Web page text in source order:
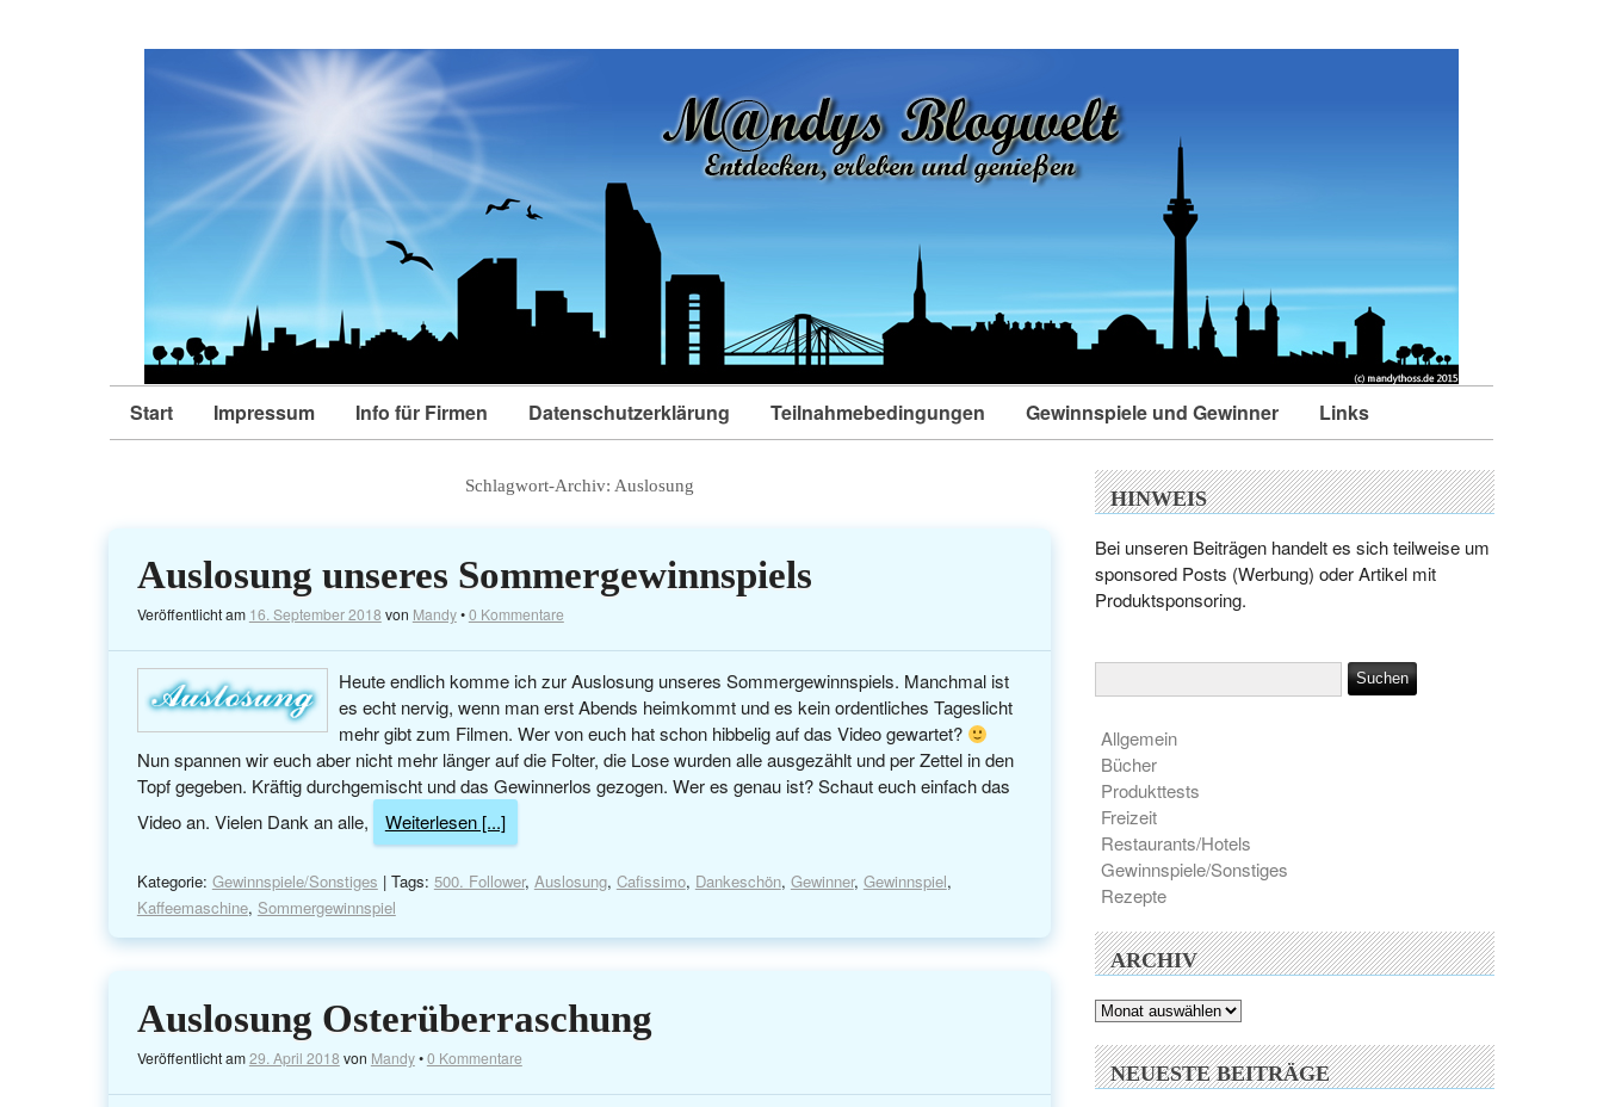
Start Impressum Info für Firmen Datenschutzerklärung Teilnahmebedingungen Gewinnspiele und Gewinner Links
Schlagwort-Archiv: Auslosung
Auslosung unseres Sommergewinnspiels
Veröffentlicht am 16. September 2018 von Mandy•0 Kommentare
Heute endlich komme ich zur Auslosung unseres Sommergewinnspiels. Manchmal ist
es echt nervig, wenn man erst Abends heimkommt und es kein ordentliches Tageslicht
mehr gibt zum Filmen. Wer von euch hat schon hibbelig auf das Video gewartet?
Nun spannen wir euch aber nicht mehr länger auf die Folter, die Lose wurden alle ausgezählt und per Zettel in den
Topf gegeben. Kräftig durchgemischt und das Gewinnerlos gezogen. Wer es genau ist? Schaut euch einfach das
Video an. Vielen Dank an alle,
Weiterlesen [...]
Kategorie: Gewinnspiele/Sonstiges | Tags: 500. Follower, Auslosung, Cafissimo, Dankeschön, Gewinner, Gewinnspiel,
Kaffeemaschine, Sommergewinnspiel
Auslosung Osterüberraschung
Veröffentlicht am29. April 2018 von Mandy•0 Kommentare
HINWEIS
Bei unseren Beiträgen handelt es sich teilweise um
sponsored Posts (Werbung) oder Artikel mit
Produktsponsoring.
Allgemein
Bücher
Produkttests
Freizeit
Restaurants/Hotels
Gewinnspiele/Sonstiges
Rezepte
ARCHIV
Archiv
NEUESTE BEITRÄGE